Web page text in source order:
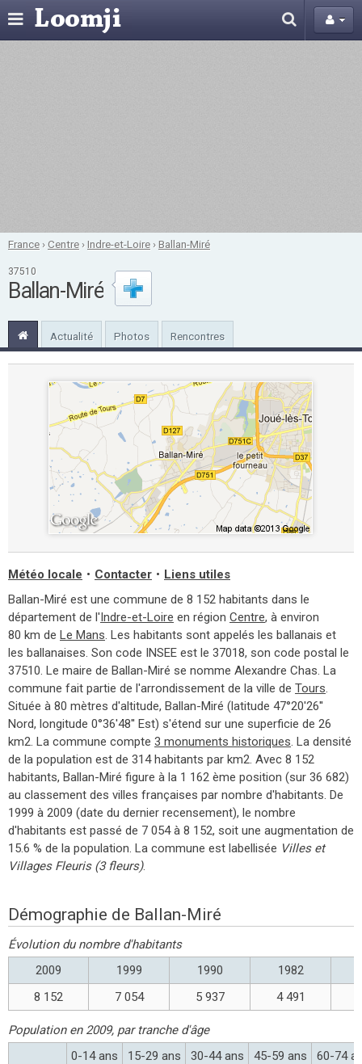
France ›Centre ›Indre-et-Loire ›Ballan-Miré
37510
Ballan-Miré
Actualité Photos Rencontres
Météo locale • Contacter • Liens utiles
Ballan-Miré est une commune de 8 152 habitants dans le
département de l'Indre-et-Loire en région Centre, à environ
80 km de Le Mans. Les habitants sont appelés les ballanais et
les ballanaises. Son code INSEE est le 37018, son code postal le
37510. Le maire de Ballan-Miré se nomme Alexandre Chas. La
commune fait partie de l'arrondissement de la ville de Tours.
Située à 80 mètres d'altitude, Ballan-Miré (latitude 47°20'26''
Nord, longitude 0°36'48'' Est) s'étend sur une superficie de 26
km2. La commune compte 3 monuments historiques. La densité
de la population est de 314 habitants par km2. Avec 8 152
habitants, Ballan-Miré figure à la 1 162 ème position (sur 36 682)
au classement des villes françaises par nombre d'habitants. De
1999 à 2009 (date du dernier recensement), le nombre
d'habitants est passé de 7 054 à 8 152, soit une augmentation de
15.6 % de la population. La commune est labellisée Villes et
Villages Fleuris (3 fleurs).
Démographie de Ballan-Miré
Évolution du nombre d'habitants
2009
1999 1990 1982
8 152
7 054 5 937 4 491
Population en 2009, par tranche d'âge
0-14 ans
15-29 ans 30-44 ans 45-59 ans
60-74